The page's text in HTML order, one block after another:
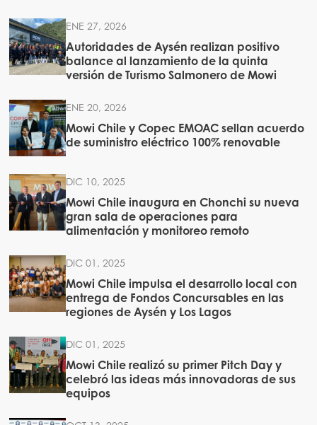
ENE 27, 2026
Autoridades de Aysén realizan positivo
balance al lanzamiento de la quinta
versión de Turismo Salmonero de Mowi
ENE 20, 2026
Mowi Chile y Copec EMOAC sellan acuerdo
de suministro eléctrico 100% renovable
DIC 10, 2025
Mowi Chile inaugura en Chonchi su nueva
gran sala de operaciones para
alimentación y monitoreo remoto
DIC 01, 2025
Mowi Chile impulsa el desarrollo local con
entrega de Fondos Concursables en las
regiones de Aysén y Los Lagos
DIC 01, 2025
Mowi Chile realizó su primer Pitch Day y
celebró las ideas más innovadoras de sus
equipos